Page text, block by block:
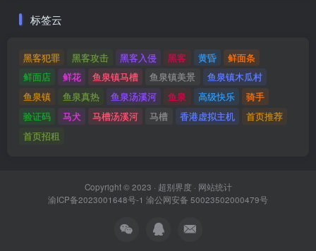
标签云
黑客犯罪 黑客攻击 黑客入侵 黑客 黄昏
鲜面条
鲜面店
鲜花 鱼泉镇马槽 鱼泉镇美景
鱼泉镇木瓜村
鱼泉镇
鱼泉真热 鱼泉汤溪河 鱼泉 高级快乐
骑手
验证码
马犬 马槽汤溪河 马槽 香港虚拟主机
首页推荐
首页招租
Copyright © 2023 · 超别界度· 网站统计
渝ICP备2023001648号-1 渝公网安备 50023502000479号